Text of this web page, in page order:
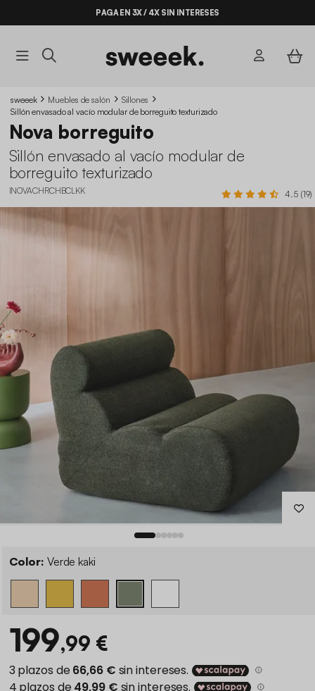
PAGA EN 3X / 4X SIN INTERESES
sweeek Muebles de salón
Sillones
Sillón envasado al vacío modular de borreguito texturizado
Nova borreguito
Sillón envasado al vacío modular de
borreguito texturizado
INOVACHRCHBCLKK 4.5 (19)
Color: Verde kaki
199,99 €